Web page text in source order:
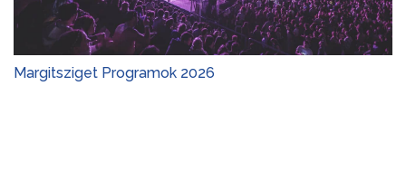
Margitsziget Programok 2026